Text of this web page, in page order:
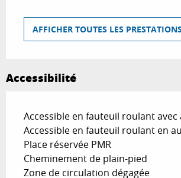
AFFICHER TOUTES LES
Accessibilité
Accessible en fauteuil roulant avec
Accessible en fauteuil roulant en
Place réservée PMR
Cheminement de plain-pied
Zone de circulation dégagée